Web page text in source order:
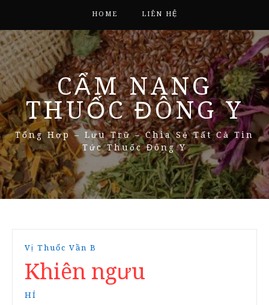
HOME LIÊN HỆ
CẨM NANG
THUỐC ĐÔNG Y
Tổng Hợp – Lưu Trữ – Chia Sẻ Tất Cả Tin
Tức Thuốc Đông Y
Vị Thuốc Vần B
Khiên ngưu
HÍ